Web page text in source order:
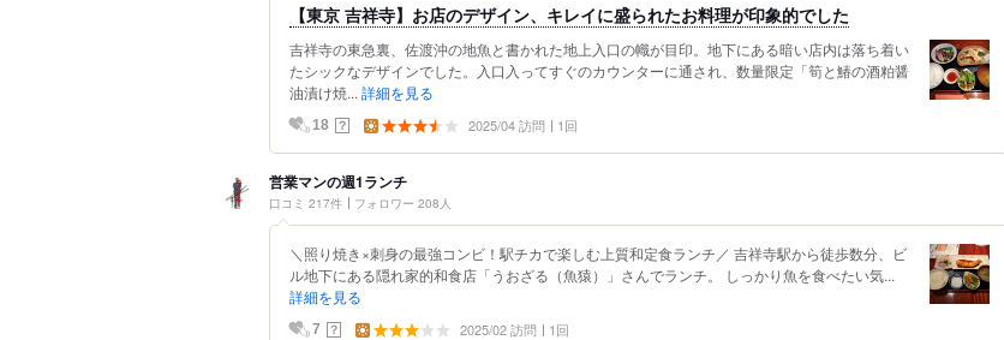
【東京 吉祥寺】お店のデザイン、キレイに盛られたお料理が印象的でした
吉祥寺の東急裏、佐渡沖の地魚と書かれた地上入口の幟が目印。地下にある暗い店内は落ち着い
たシックなデザインでした。入口入ってすぐのカウンターに通され、数量限定「筍と鰆の酒粕醤
油漬け焼... 詳細を見る
18 ？ 2025/04 訪問 1回
営業マンの週1ランチ
口コミ 217件 フォロワー 208人
＼照り焼き×刺身の最強コンビ！駅チカで楽しむ上質和定食ランチ／ 吉祥寺駅から徒歩数分、ビ
ル地下にある隠れ家的和食店「うおざる（魚猿）」さんでランチ。 しっかり魚を食べたい気...
詳細を見る
7 ？ 2025/02 訪問 1回